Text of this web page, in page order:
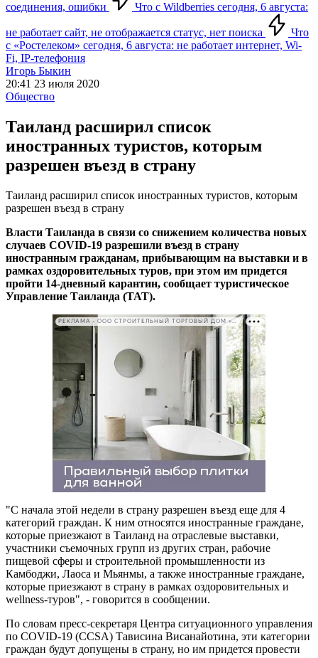
соединения, ошибки Что с Wildberries сегодня, 6 августа:
не работает сайт, не отображается статус, нет поиска
Что
с «Ростелеком» сегодня, 6 августа: не работает интернет, Wi-
Fi, IP-телефония
Игорь Быкин
20:41 23 июля 2020
Общество
Таиланд расширил список
иностранных туристов, которым
разрешен въезд в страну
Таиланд расширил список иностранных туристов, которым
разрешен въезд в страну
Власти Таиланда в связи со снижением количества новых
случаев COVID-19 разрешили въезд в страну
иностранным гражданам, прибывающим на выставки и в
рамках оздоровительных туров, при этом им придется
пройти 14-дневный карантин, сообщает туристическое
Управление Таиланда (ТАТ).
РЕКЛАМА • ООО СТРОИТЕЛЬНЫЙ ТОРГОВЫЙ ДОМ «ПЕТРОВИЧ». ИНН: 7802348846
"С начала этой недели в страну разрешен въезд еще для 4
категорий граждан. К ним относятся иностранные граждане,
которые приезжают в Таиланд на отраслевые выставки,
участники съемочных групп из других стран, рабочие
пищевой сферы и строительной промышленности из
Камбоджи, Лаоса и Мьянмы, а также иностранные граждане,
которые приезжают в страну в рамках оздоровительных и
wellness-туров", - говорится в сообщении.
По словам пресс-секретаря Центра ситуационного управления
по COVID-19 (CCSA) Тависина Висанайотина, эти категории
граждан будут допущены в страну, но им придется провести